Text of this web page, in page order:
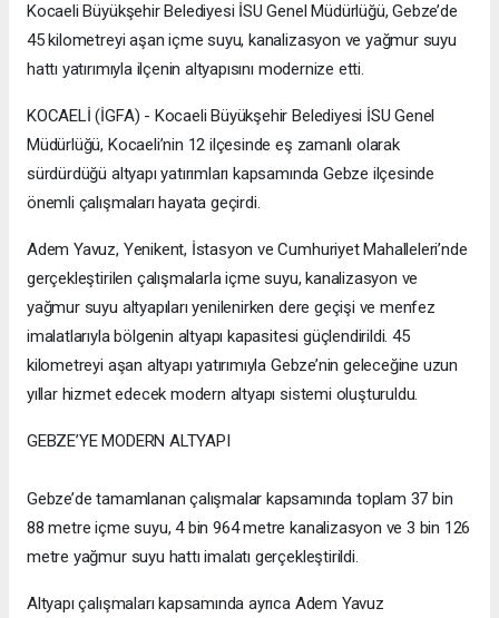
Kocaeli Büyükşehir Belediyesi İSU Genel Müdürlüğü, Gebze’de
45 kilometreyi aşan içme suyu, kanalizasyon ve yağmur suyu
hattı yatırımıyla ilçenin altyapısını modernize etti.
KOCAELİ (İGFA) - Kocaeli Büyükşehir Belediyesi İSU Genel
Müdürlüğü, Kocaeli’nin 12 ilçesinde eş zamanlı olarak
sürdürdüğü altyapı yatırımları kapsamında Gebze ilçesinde
önemli çalışmaları hayata geçirdi.
Adem Yavuz, Yenikent, İstasyon ve Cumhuriyet Mahalleleri’nde
gerçekleştirilen çalışmalarla içme suyu, kanalizasyon ve
yağmur suyu altyapıları yenilenirken dere geçişi ve menfez
imalatlarıyla bölgenin altyapı kapasitesi güçlendirildi. 45
kilometreyi aşan altyapı yatırımıyla Gebze’nin geleceğine uzun
yıllar hizmet edecek modern altyapı sistemi oluşturuldu.
GEBZE’YE MODERN ALTYAPI
Gebze’de tamamlanan çalışmalar kapsamında toplam 37 bin
88 metre içme suyu, 4 bin 964 metre kanalizasyon ve 3 bin 126
metre yağmur suyu hattı imalatı gerçekleştirildi.
Altyapı çalışmaları kapsamında ayrıca Adem Yavuz